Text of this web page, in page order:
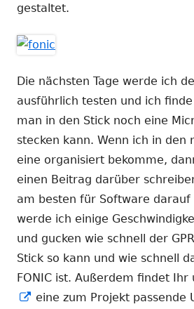
gestaltet.
Die nächsten Tage werde ich
ausführlich testen und ich
man in den Stick noch eine
stecken kann. Wenn ich in den
eine organisiert bekomme,
einen Beitrag darüber
am besten für Software
werde ich einige
und gucken wie schnell der
Stick so kann und wie schnell
FONIC ist. Außerdem findet Ihr
In
eine zum Projekt passende